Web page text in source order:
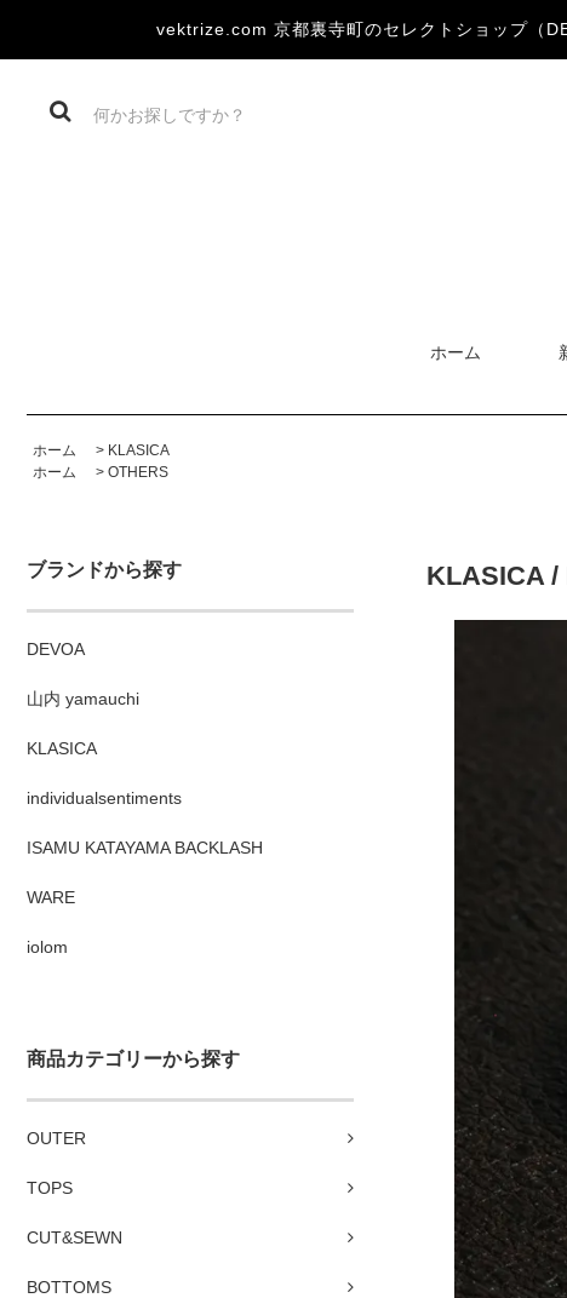
vektrize.com 京都裏寺町のセレクトショップ（
ホーム
ホーム > KLASICA
ホーム
> OTHERS
ブランドから探す
DEVOA
山内 yamauchi
KLASICA
individualsentiments
ISAMU KATAYAMA BACKLASH
WARE
iolom
商品カテゴリーから探す
OUTER
TOPS
CUT&SEWN
BOTTOMS
KLASICA